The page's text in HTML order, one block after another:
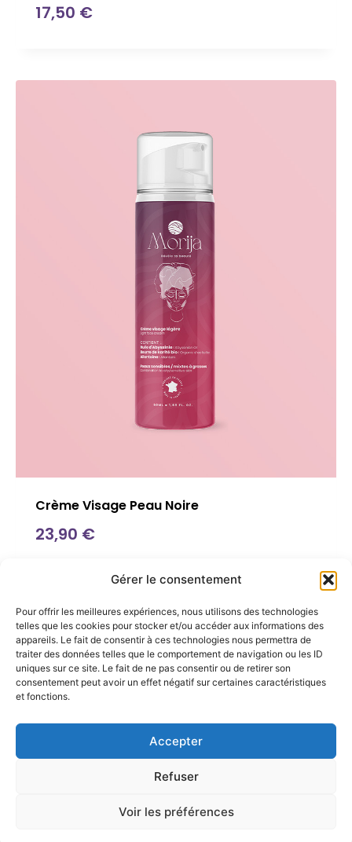
Gérer le consentement
Pour offrir les meilleures expériences, nous utilisons des technologies
telles que les cookies pour stocker et/ou accéder aux informations des
appareils. Le fait de consentir à ces technologies nous permettra de
traiter des données telles que le comportement de navigation ou les ID
uniques sur ce site. Le fait de ne pas consentir ou de retirer son
consentement peut avoir un effet négatif sur certaines caractéristiques
et fonctions.
Accepter
Refuser
Voir les préférences
17,50 €
Crème Visage Peau Noire
23,90 €
Catégories
Soin pour cheveux
Coffrets
Accessoires
Informations
Conseils beauté
La marque
Revendeurs
2024 – Tout droit réservé – Propulsé par
Intuixy
légales
Politique de
confidentialité site